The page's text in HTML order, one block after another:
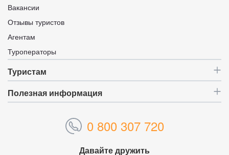
Вакансии
Отзывы туристов
Агентам
Туроператоры
Туристам
Полезная информация
0 800 307 720
Давайте дружить